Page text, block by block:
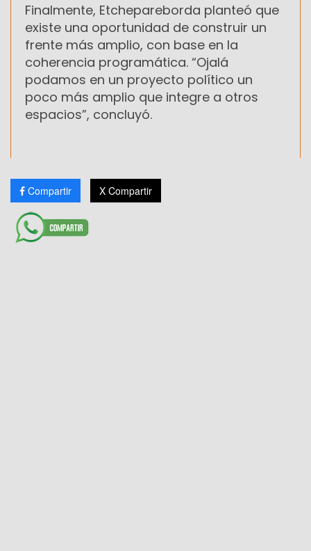
Finalmente, Etchepareborda planteó que
existe una oportunidad de construir un
frente más amplio, con base en la
coherencia programática. “Ojalá
podamos en un proyecto político un
poco más amplio que integre a otros
espacios”, concluyó.
Compartir X Compartir